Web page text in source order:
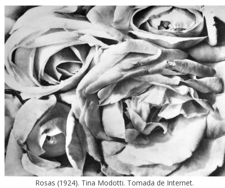
Rosas (1924). Tina Modotti. Tomada de Internet.